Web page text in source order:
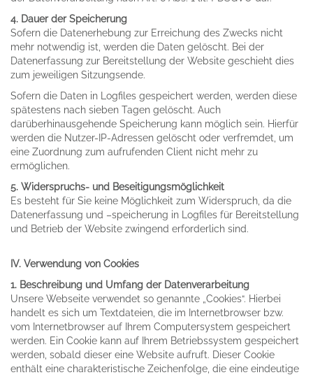
4. Dauer der Speicherung
Sofern die Datenerhebung zur Erreichung des Zwecks nicht
mehr notwendig ist, werden die Daten gelöscht. Bei der
Datenerfassung zur Bereitstellung der Website geschieht dies
zum jeweiligen Sitzungsende.
Sofern die Daten in Logfiles gespeichert werden, werden diese
spätestens nach sieben Tagen gelöscht. Auch
darüberhinausgehende Speicherung kann möglich sein. Hierfür
werden die Nutzer-IP-Adressen gelöscht oder verfremdet, um
eine Zuordnung zum aufrufenden Client nicht mehr zu
ermöglichen.
5. Widerspruchs- und Beseitigungsmöglichkeit
Es besteht für Sie keine Möglichkeit zum Widerspruch, da die
Datenerfassung und –speicherung in Logfiles für Bereitstellung
und Betrieb der Website zwingend erforderlich sind.
IV. Verwendung von Cookies
1. Beschreibung und Umfang der Datenverarbeitung
Unsere Webseite verwendet so genannte „Cookies“. Hierbei
handelt es sich um Textdateien, die im Internetbrowser bzw.
vom Internetbrowser auf Ihrem Computersystem gespeichert
werden. Ein Cookie kann auf Ihrem Betriebssystem gespeichert
werden, sobald dieser eine Website aufruft. Dieser Cookie
enthält eine charakteristische Zeichenfolge, die eine eindeutige